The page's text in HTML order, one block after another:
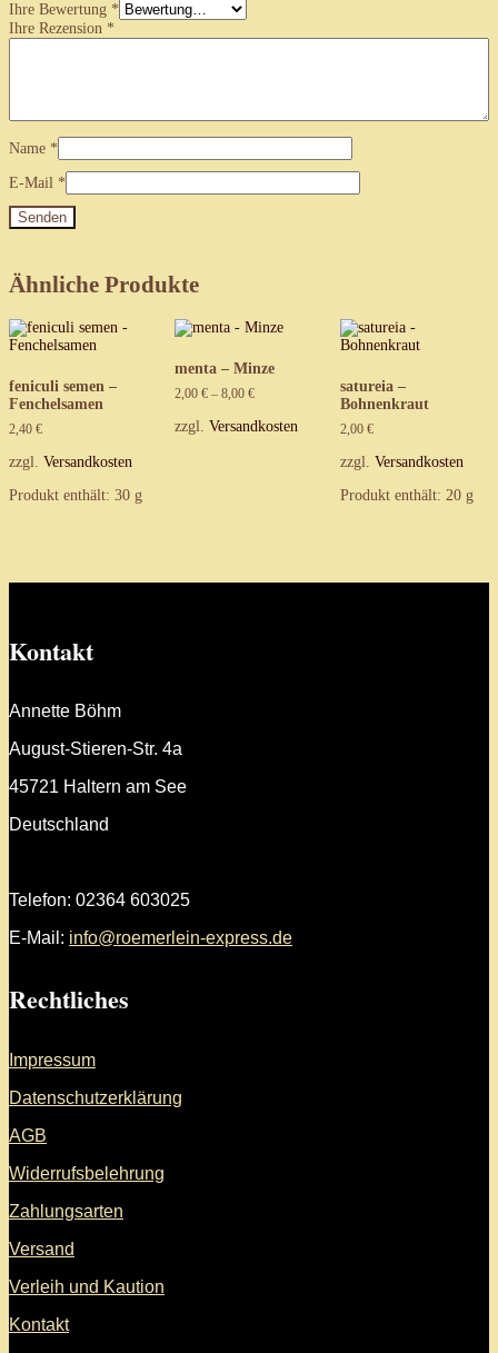
Ihre Bewertung *
Ihre Rezension *
Name *
E-Mail *
Ähnliche Produkte
feniculi semen –
Fenchelsamen
2,40 €
zzgl. Versandkosten
Produkt enthält: 30 g
menta – Minze
2,00€ –8,00€
zzgl.Versandkosten
satureia –
Bohnenkraut
2,00€
zzgl.Versandkosten
Produkt enthält: 20 g
Kontakt
Annette Böhm
August-Stieren-Str. 4a
45721 Haltern am See
Deutschland
Telefon: 02364 603025
E-Mail: info@roemerlein-express.de
Rechtliches
Impressum
Datenschutzerklärung
AGB
Widerrufsbelehrung
Zahlungsarten
Versand
Verleih und Kaution
Kontakt